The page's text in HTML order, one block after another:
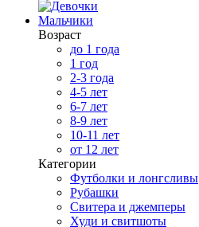
Мальчики
Возраст
до 1 года
1 год
2-3 года
4-5 лет
6-7 лет
8-9 лет
10-11 лет
от 12 лет
Категории
Футболки и лонгсливы
Рубашки
Свитера и джемперы
Худи и свитшоты